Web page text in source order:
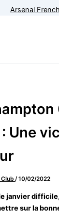
Une
Club/10/02/2022
janvier
sur la